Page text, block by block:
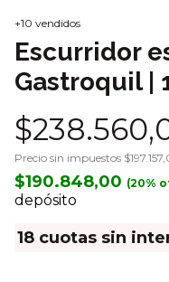
+10 vendidos
Escurridor
Gastroquil |
Precio sin impuestos
$190.848,00
depósito
18 cuotas sin